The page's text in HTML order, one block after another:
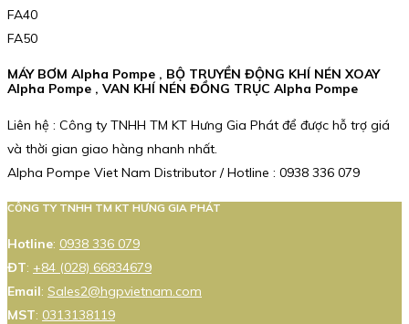
FA40
FA50
MÁY BƠM Alpha Pompe , BỘ TRUYỀN ĐỘNG KHÍ NÉN XOAY
Alpha Pompe , VAN KHÍ NÉN ĐỒNG TRỤC Alpha Pompe
Liên hệ : Công ty TNHH TM KT Hưng Gia Phát để được hỗ trợ giá
và thời gian giao hàng nhanh nhất.
Alpha Pompe Viet Nam Distributor / Hotline : 0938 336 079
CÔNG TY TNHH TM KT HƯNG GIA PHÁT
Hotline: 0938 336 079
ĐT: +84 (028) 66834679
Email: Sales2@hgpvietnam.com
MST: 0313138119